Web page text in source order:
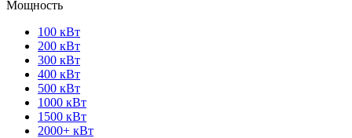
Мощность
100 кВт
200 кВт
300 кВт
400 кВт
500 кВт
1000 кВт
1500 кВт
2000+ кВт